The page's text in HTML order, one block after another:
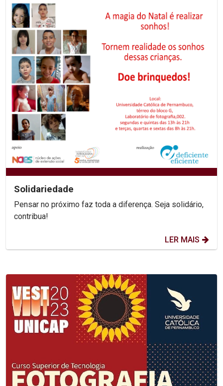
Solidariedade
Pensar no próximo faz toda a diferença. Seja solidário,
contribua!
LER MAIS